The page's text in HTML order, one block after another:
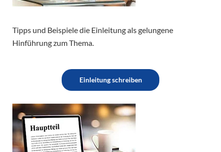
Tipps und Beispiele die Einleitung als gelungene
Hinführung zum Thema.
Einleitung schreiben